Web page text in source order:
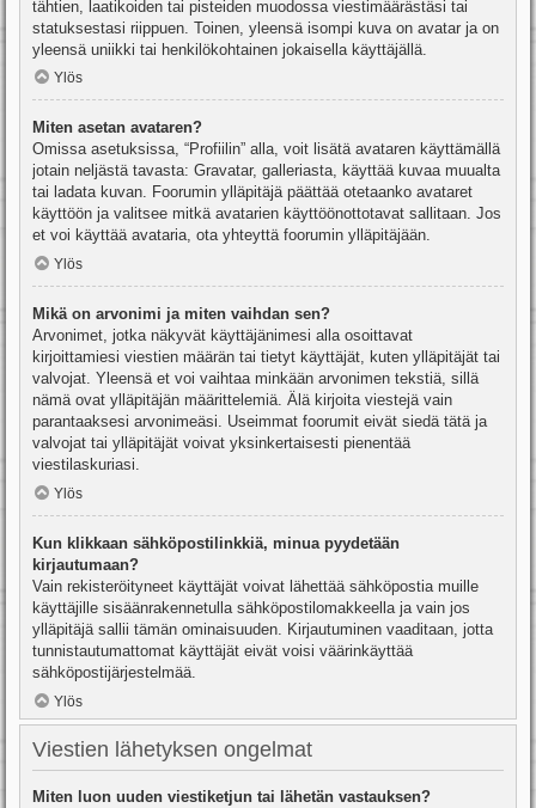
tähtien, laatikoiden tai pisteiden muodossa viestimäärästäsi tai
statuksestasi riippuen. Toinen, yleensä isompi kuva on avatar ja on
yleensä uniikki tai henkilökohtainen jokaisella käyttäjällä.
Ylös
Miten asetan avataren?
Omissa asetuksissa, “Profiilin” alla, voit lisätä avataren käyttämällä
jotain neljästä tavasta: Gravatar, galleriasta, käyttää kuvaa muualta
tai ladata kuvan. Foorumin ylläpitäjä päättää otetaanko avataret
käyttöön ja valitsee mitkä avatarien käyttöönottotavat sallitaan. Jos
et voi käyttää avataria, ota yhteyttä foorumin ylläpitäjään.
Ylös
Mikä on arvonimi ja miten vaihdan sen?
Arvonimet, jotka näkyvät käyttäjänimesi alla osoittavat
kirjoittamiesi viestien määrän tai tietyt käyttäjät, kuten ylläpitäjät tai
valvojat. Yleensä et voi vaihtaa minkään arvonimen tekstiä, sillä
nämä ovat ylläpitäjän määrittelemiä. Älä kirjoita viestejä vain
parantaaksesi arvonimeäsi. Useimmat foorumit eivät siedä tätä ja
valvojat tai ylläpitäjät voivat yksinkertaisesti pienentää
viestilaskuriasi.
Ylös
Kun klikkaan sähköpostilinkkiä, minua pyydetään
kirjautumaan?
Vain rekisteröityneet käyttäjät voivat lähettää sähköpostia muille
käyttäjille sisäänrakennetulla sähköpostilomakkeella ja vain jos
ylläpitäjä sallii tämän ominaisuuden. Kirjautuminen vaaditaan, jotta
tunnistautumattomat käyttäjät eivät voisi väärinkäyttää
sähköpostijärjestelmää.
Ylös
Viestien lähetyksen ongelmat
Miten luon uuden viestiketjun tai lähetän vastauksen?